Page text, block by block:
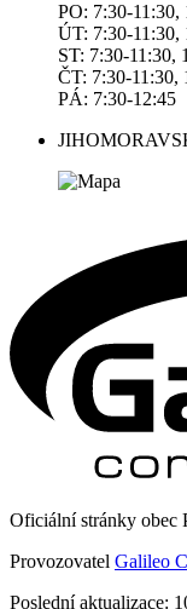
PO: 7:30-11:30,
ÚT: 7:30-11:30,
ST: 7:30-11:30,
ČT: 7:30-11:30,
PÁ: 7:30-12:45
Oficiální stránky obec
Provozovatel Galileo
Poslední aktualizace: